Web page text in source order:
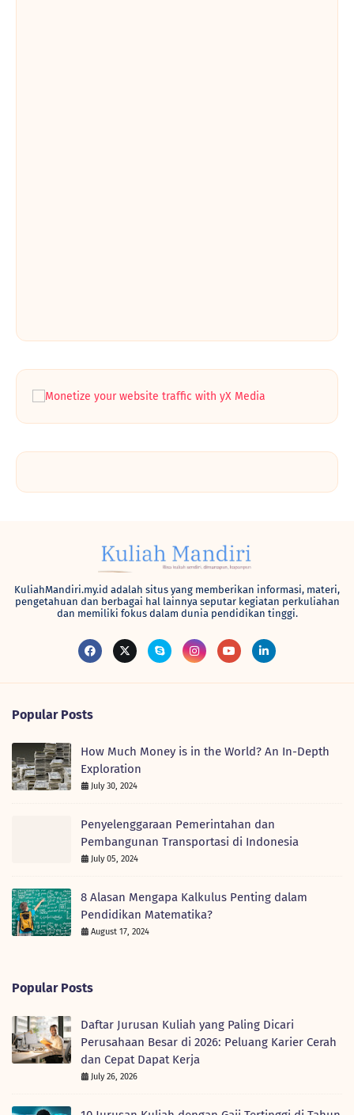
KuliahMandiri.my.id adalah situs yang memberikan informasi, materi,
pengetahuan dan berbagai hal lainnya seputar kegiatan perkuliahan
dan memiliki fokus dalam dunia pendidikan tinggi.
Popular Posts
How Much Money is in the World? An In-Depth
Exploration
July 30, 2024
Penyelenggaraan Pemerintahan dan
Pembangunan Transportasi di Indonesia
July 05, 2024
8 Alasan Mengapa Kalkulus Penting dalam
Pendidikan Matematika?
August 17, 2024
Popular Posts
Daftar Jurusan Kuliah yang Paling Dicari
Perusahaan Besar di 2026: Peluang Karier Cerah
dan Cepat Dapat Kerja
July 26, 2026